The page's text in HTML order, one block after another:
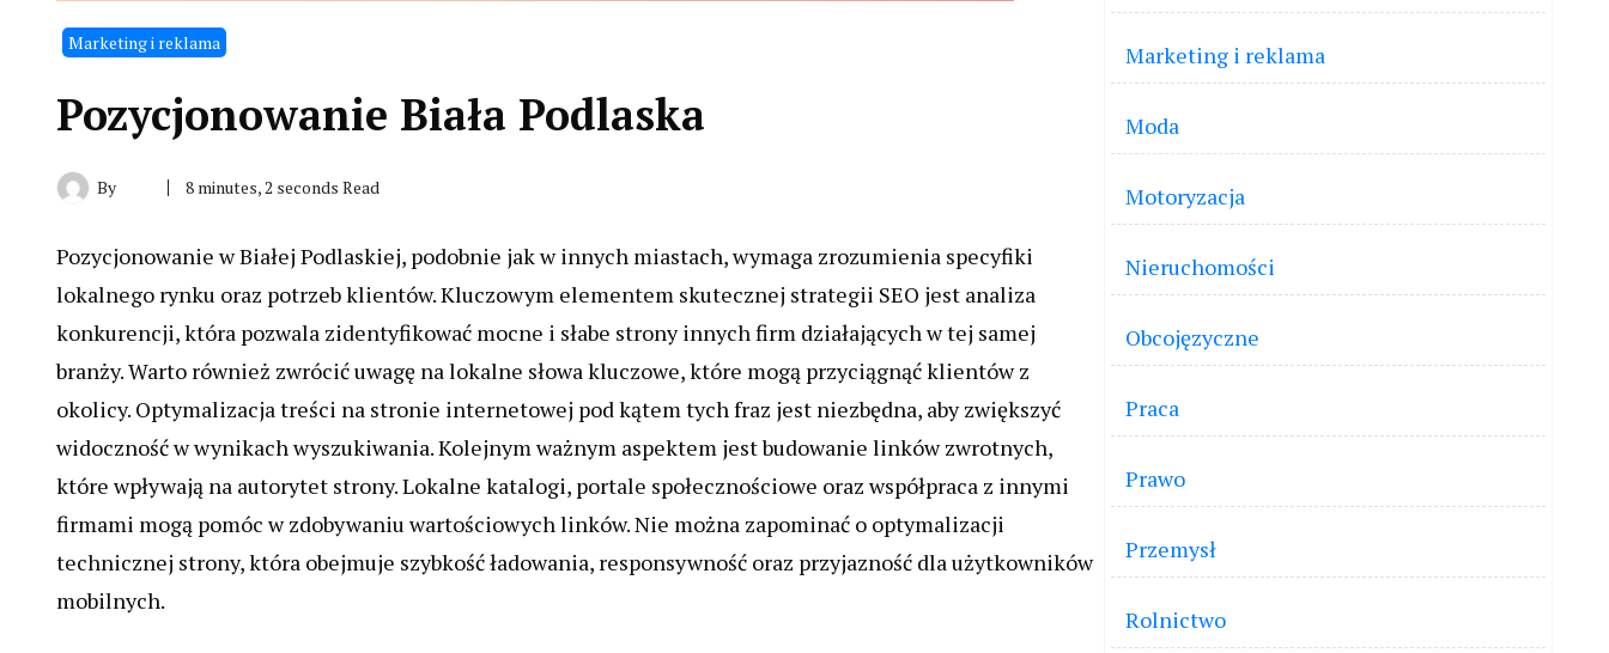
Marketing i reklama
Pozycjonowanie Biała Podlaska
By 8 minutes, 2 seconds Read
Pozycjonowanie w Białej Podlaskiej, podobnie jak w innych miastach, wymaga zrozumienia specyfiki
lokalnego rynku oraz potrzeb klientów. Kluczowym elementem skutecznej strategii SEO jest analiza
konkurencji, która pozwala zidentyfikować mocne i słabe strony innych firm działających w tej samej
branży. Warto również zwrócić uwagę na lokalne słowa kluczowe, które mogą przyciągnąć klientów z
okolicy. Optymalizacja treści na stronie internetowej pod kątem tych fraz jest niezbędna, aby zwiększyć
widoczność w wynikach wyszukiwania. Kolejnym ważnym aspektem jest budowanie linków zwrotnych,
które wpływają na autorytet strony. Lokalne katalogi, portale społecznościowe oraz współpraca z innymi
firmami mogą pomóc w zdobywaniu wartościowych linków. Nie można zapominać o optymalizacji
technicznej strony, która obejmuje szybkość ładowania, responsywność oraz przyjazność dla użytkowników
mobilnych.
Marketing i reklama
Moda
Motoryzacja
Nieruchomości
Obcojęzyczne
Praca
Prawo
Przemysł
Rolnictwo